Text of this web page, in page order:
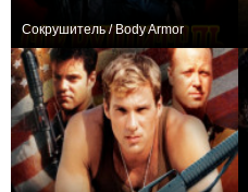
Сокрушитель / Body Armor